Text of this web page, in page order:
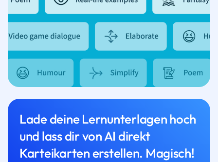
Lade deine Lernunterlagen hoch
und lass dir von AI direkt
Karteikarten erstellen. Magisch!